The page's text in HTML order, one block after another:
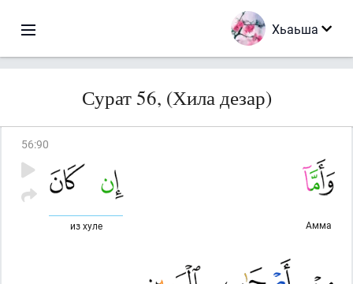
Хьаьша
Сурат 56, (Хила дезар)
56:90
Амма
из хуле